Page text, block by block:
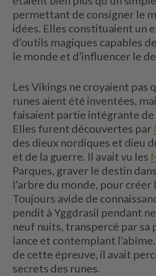
permettant de consigner le
idées. Elles constituaient un
d’outils magiques capables
le monde et d’influencer le
Les Vikings ne croyaient pas
runes aient été inventées,
faisaient partie intégrante de
Elles furent découvertes par
des dieux nordiques et dieu
et de la guerre. Il avait vu les
Parques, graver le destin dans
l’arbre du monde, pour créer
Toujours avide de
pendit à Yggdrasil pendant
neuf nuits, transpercé par sa
lance et contemplant
de cette épreuve, il avait
secrets des runes.